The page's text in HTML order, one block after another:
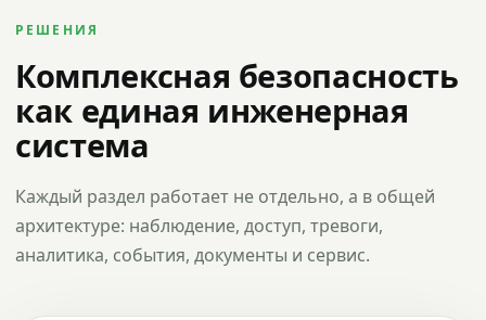
РЕШЕНИЯ
Комплексная безопасность
как единая инженерная
система
Каждый раздел работает не отдельно, а в общей
архитектуре: наблюдение, доступ, тревоги,
аналитика, события, документы и сервис.